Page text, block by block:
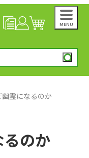
MENU
霊になるのか
のか